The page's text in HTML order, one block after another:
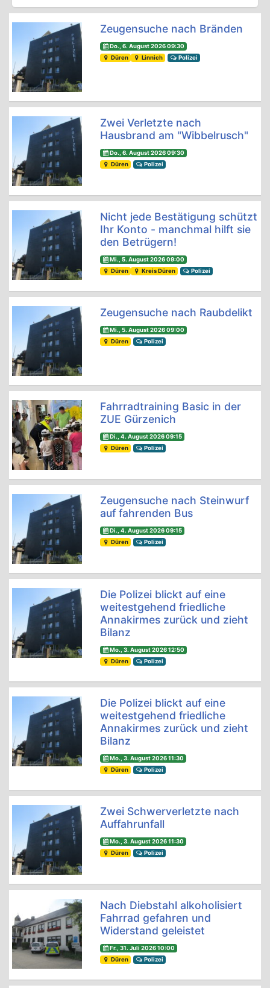
Zeugensuche nach Bränden
Do., 6. August 2026 09:30
Düren
Linnich Polizei
Zwei Verletzte nach
Hausbrand am "Wibbelrusch"
Do., 6. August 2026 09:30
Düren
Polizei
Nicht jede Bestätigung schützt
Ihr Konto - manchmal hilft sie
den Betrügern!
Mi., 5. August 2026 09:00
Düren
Kreis Düren Polizei
Zeugensuche nach Raubdelikt
Mi., 5. August 2026 09:00
Düren
Polizei
Fahrradtraining Basic in der
ZUE Gürzenich
Di., 4. August 2026 09:15
Düren
Polizei
Zeugensuche nach Steinwurf
auf fahrenden Bus
Di., 4. August 2026 09:15
Düren
Polizei
Die Polizei blickt auf eine
weitestgehend friedliche
Annakirmes zurück und zieht
Bilanz
Mo., 3. August 2026 12:50
Düren
Polizei
Die Polizei blickt auf eine
weitestgehend friedliche
Annakirmes zurück und zieht
Bilanz
Mo., 3. August 2026 11:30
Düren
Polizei
Zwei Schwerverletzte nach
Auffahrunfall
Mo., 3. August 2026 11:30
Düren
Polizei
Nach Diebstahl alkoholisiert
Fahrrad gefahren und
Widerstand geleistet
Fr., 31. Juli 2026 10:00
Düren
Polizei